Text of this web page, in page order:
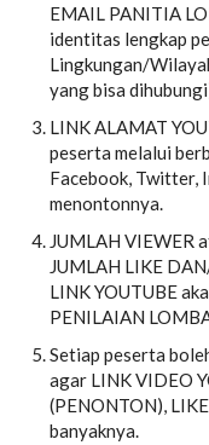
EMAIL PANITIA
identitas lengkap
Lingkungan/
yang bisa
LINK ALAMAT
peserta melalui
Facebook, Twitter,
menontonnya.
JUMLAH VIEWER
JUMLAH LIKE
LINK YOUTUBE
PENILAIAN
Setiap peserta
agar LINK VIDEO
(PENONTON),
banyaknya.